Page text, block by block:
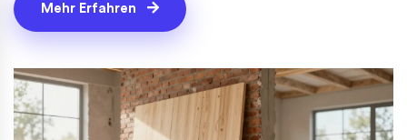
Mehr Erfahren